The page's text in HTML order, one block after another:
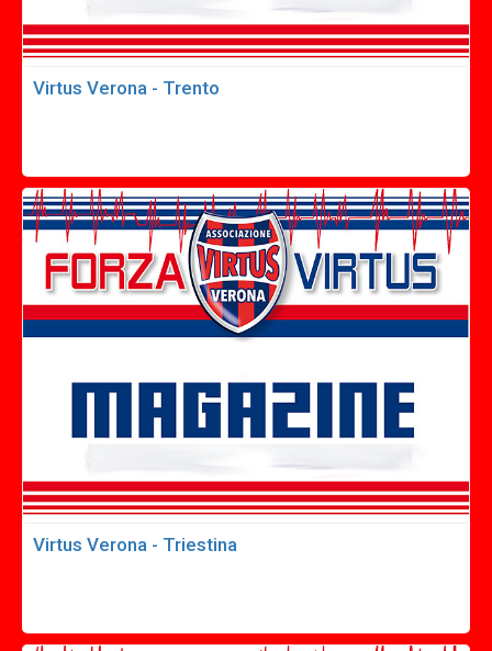
Virtus Verona - Trento
Virtus Verona - Triestina